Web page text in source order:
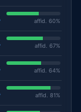
affid. 60%
affid. 67%
affid. 64%
affid. 81%